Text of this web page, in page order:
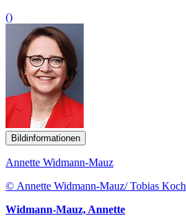
()
Bildinformationen
Annette Widmann-Mauz
© Annette Widmann-Mauz/ Tobias Koch
Widmann-Mauz, Annette